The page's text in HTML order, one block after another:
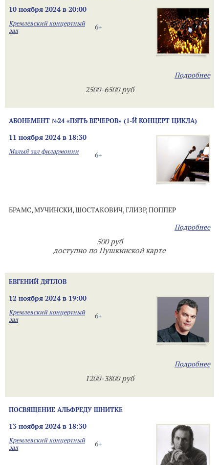
10 ноября 2024 в 20:00
6+
Кремлевский концертный
зал
Подробнее
2500-6500 руб
АБОНЕМЕНТ №24 «ПЯТЬ ВЕЧЕРОВ» (1-Й КОНЦЕРТ ЦИКЛА)
11 ноября 2024 в 18:30
6+
Малый зал филармонии
БРАМС, МУЧИНСКИ, ШОСТАКОВИЧ, ГЛИЭР, ПОППЕР
Подробнее
500 руб
доступно по Пушкинской карте
ЕВГЕНИЙ ДЯТЛОВ
12 ноября 2024 в 19:00
6+
Кремлевский концертный
зал
Подробнее
1200-3800 руб
ПОСВЯЩЕНИЕ АЛЬФРЕДУ ШНИТКЕ
13 ноября 2024 в 18:30
6+
Кремлевский концертный
зал